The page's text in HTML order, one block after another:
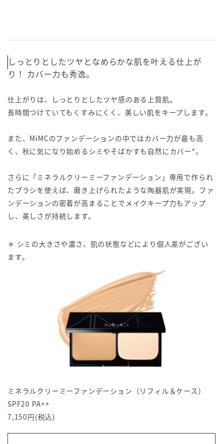
しっとりとしたツヤとなめらかな肌を叶える仕上が
り！ カバー力も秀逸。
仕上がりは、しっとりとしたツヤ感のある上質肌。
長時間つけていてもくすみにくく、美しい肌をキープします。
また、MiMCのファンデーションの中ではカバー力が最も高
く、秋に気になり始めるシミやそばかすも自然にカバー*。
さらに「ミネラルクリーミーファンデーション」専用で作られ
たブラシを使えば、磨き上げられたような陶器肌が実現。ファ
ンデーションの密着が高まることでメイクキープ力もアップ
し、美しさが持続します。
＊ シミの大きさや濃さ、肌の状態などにより個人差がござい
ます。
ミネラルクリーミーファンデーション（リフィル＆ケース）
SPF20 PA++
7,150円(税込)